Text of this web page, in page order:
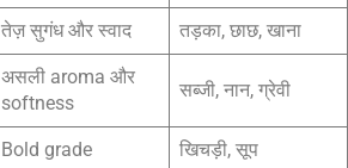
तेज़ सुगंध और स्वाद तड़का, छाछ, खाना
असली aroma और
softness
सब्जी, नान, ग्रेवी
Bold grade खिचड़ी, सूप